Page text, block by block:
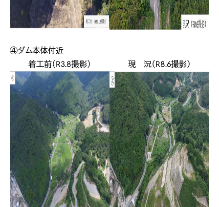
④ダム本体付近
着工前（R3.8撮影）
現 況（R8.6撮影）